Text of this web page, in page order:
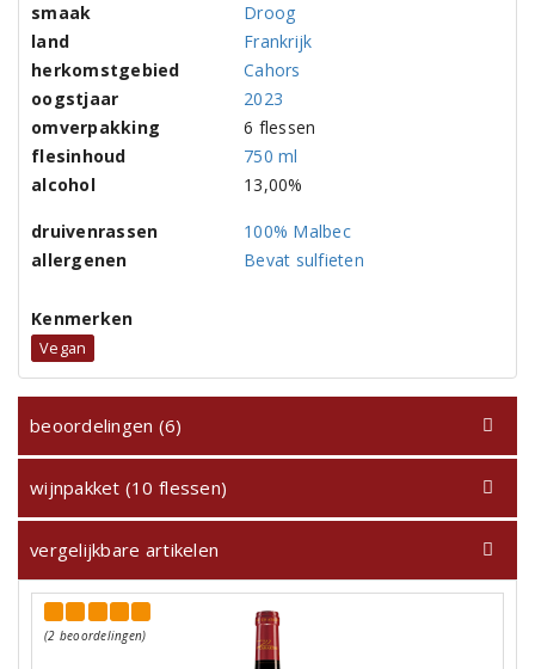
smaak
Droog
land
Frankrijk
herkomstgebied
Cahors
oogstjaar
2023
omverpakking
6 flessen
flesinhoud
750 ml
alcohol
13,00%
druivenrassen
100% Malbec
allergenen
Bevat sulfieten
Kenmerken
Vegan
beoordelingen (6)
wijnpakket (10 flessen)
vergelijkbare artikelen
(2 beoordelingen)